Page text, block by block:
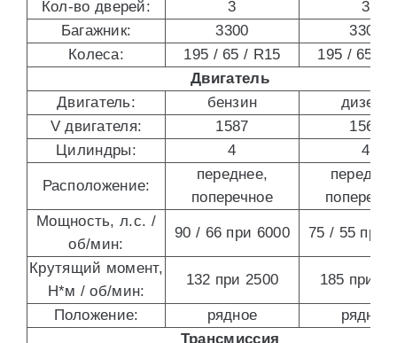
Кол-во дверей:
3
3
Багажник:
3300
3300
Колеса:
195 / 65 / R15
195 / 65 /
Двигатель
Двигатель:
бензин
дизель
V двигателя:
1587
1560
Цилиндры:
4 4
Расположение:
переднее,
поперечное
Мощность, л.с. /
об/мин:
90 / 66 при 6000 75 / 55 при
Крутящий момент,
Н*м / об/мин:
132 при 2500 185 при
Положение: рядное
рядное
Трансмиссия